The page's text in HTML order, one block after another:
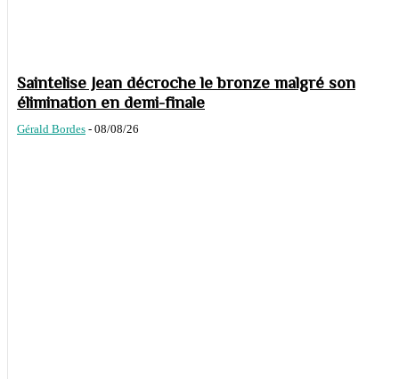
Saintelise Jean décroche le bronze malgré son
élimination en demi-finale
Gérald Bordes - 08/08/26